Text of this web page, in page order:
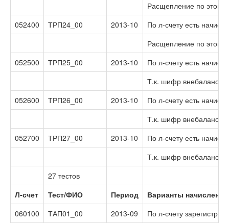
Расщепление по этой
052400
ТРП24_00 2013-10
По л-счету есть
Расщепление по этой
052500
ТРП25_00 2013-10
По л-счету есть
Т.к. шифр
052600
ТРП26_00 2013-10
По л-счету есть
Т.к. шифр
052700
ТРП27_00 2013-10
По л-счету есть
Т.к. шифр
27 тестов
Л-счет
Тест/ФИО Период
Варианты
060100
ТАП01_00 2013-09
По л-счету